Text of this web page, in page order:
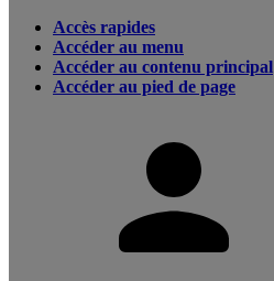
Accès rapides
Accéder au menu
Accéder au contenu principal
Accéder au pied de page